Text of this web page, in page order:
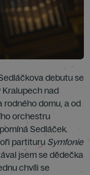
debutu se
Kralupech nad
rodného domu, a od
orchestru
Sedláček.
partituru Symfonie
jsem se dědečka
chvíli se